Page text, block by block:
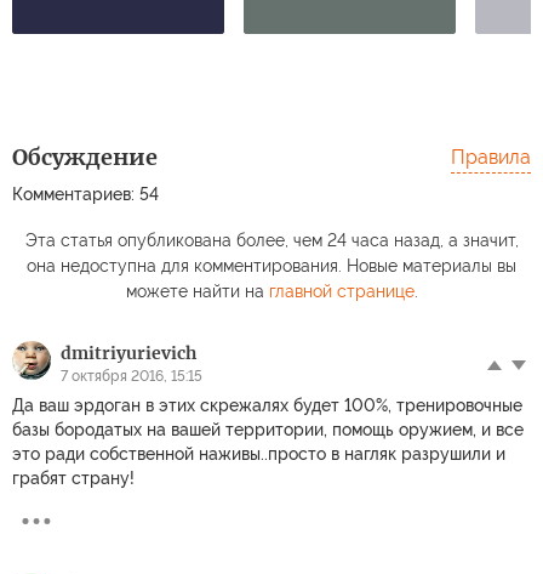
Обсуждение
Комментариев: 54
Правила
Эта статья опубликована более, чем 24 часа назад, а значит,
она недоступна для комментирования. Новые материалы вы
можете найти на главной странице.
dmitriyurievich
7 октября 2016, 15:15
Да ваш эрдоган в этих скрежалях будет 100%, тренировочные
базы бородатых на вашей территории, помощь оружием, и все
это ради собственной наживы..просто в нагляк разрушили и
грабят страну!